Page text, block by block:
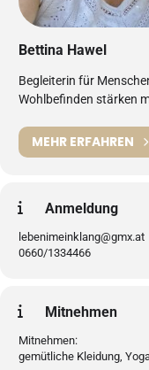
Bettina Hawel
Begleiterin für
Wohlbefinden stärken
MEHR ERFAHREN
Anmeldung
lebenimeinklang@gmx.at
0660/1334466
Mitnehmen
Mitnehmen:
gemütliche Kleidung,